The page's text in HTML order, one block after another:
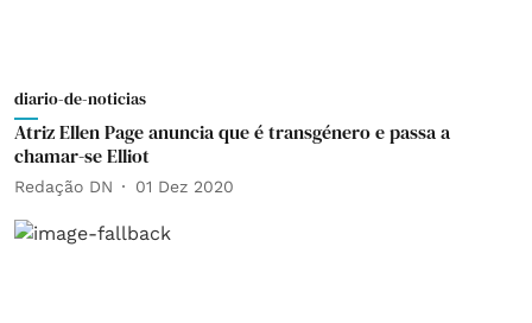
diario-de-noticias
Atriz Ellen Page anuncia que é transgénero e passa a
chamar-se Elliot
Redação DN 01 Dez 2020